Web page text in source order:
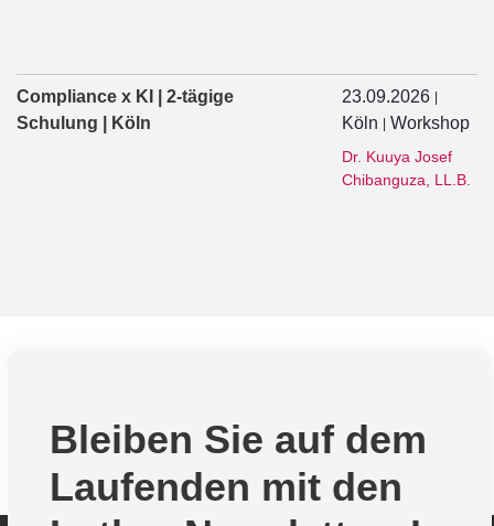
Compliance x KI | 2-tägige
Schulung | Köln
23.09.2026
Köln Workshop
Dr. Kuuya Josef
Chibanguza, LL.B.
Bleiben Sie auf dem
Laufenden mit den